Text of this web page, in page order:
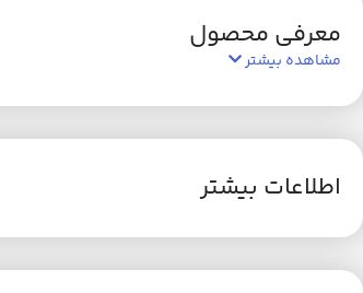
معرفی محصول
مشاهده بیشتر
اطلاعات بیشتر